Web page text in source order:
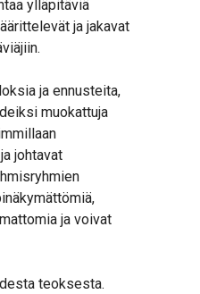
ylläpitäviä
ja jakavat
ja ennusteita,
muokattuja
johtavat
ja voivat
teoksesta.